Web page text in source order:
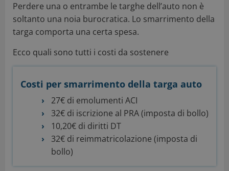
Perdere una o entrambe le targhe dell’auto non è
soltanto una noia burocratica. Lo smarrimento della
targa comporta una certa spesa.
Ecco quali sono tutti i costi da sostenere
Costi per smarrimento della targa auto
27€ di emolumenti ACI
32€ di iscrizione al PRA (imposta di bollo)
10,20€ di diritti DT
32€ di reimmatricolazione (imposta di
bollo)